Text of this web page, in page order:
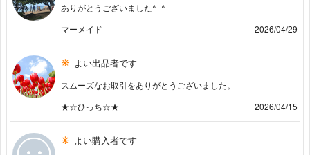
ありがとうございました^_^
マーメイド
2026/04/29
よい出品者です
スムーズなお取引をありがとうございました。
★☆ひっち☆★
2026/04/15
よい購入者です